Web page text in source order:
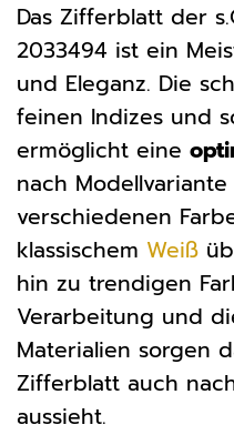
Das Zifferblatt der
2033494 ist ein
und Eleganz. Die
feinen Indizes und
ermöglicht eine
nach
verschiedenen
klassischem Weiß
hin zu trendigen
Verarbeitung und
Materialien sorgen
Zifferblatt auch
aussieht.